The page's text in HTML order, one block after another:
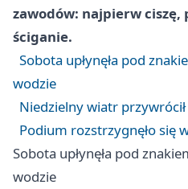
zawodów: najpierw
ściganie.
Sobota upłynęła pod
wodzie
Niedzielny wiatr
Podium rozstrzygnęło się
Sobota upłynęła pod
wodzie